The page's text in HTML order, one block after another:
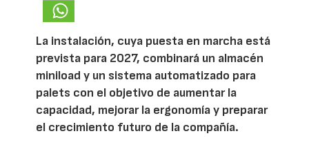
La instalación, cuya puesta en marcha está
prevista para 2027, combinará un almacén
miniload y un sistema automatizado para
palets con el objetivo de aumentar la
capacidad, mejorar la ergonomía y preparar
el crecimiento futuro de la compañía.